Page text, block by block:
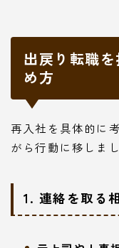
出戻り転職
め方
再入社を具体的に
がら行動に移しまし
1. 連絡を取る